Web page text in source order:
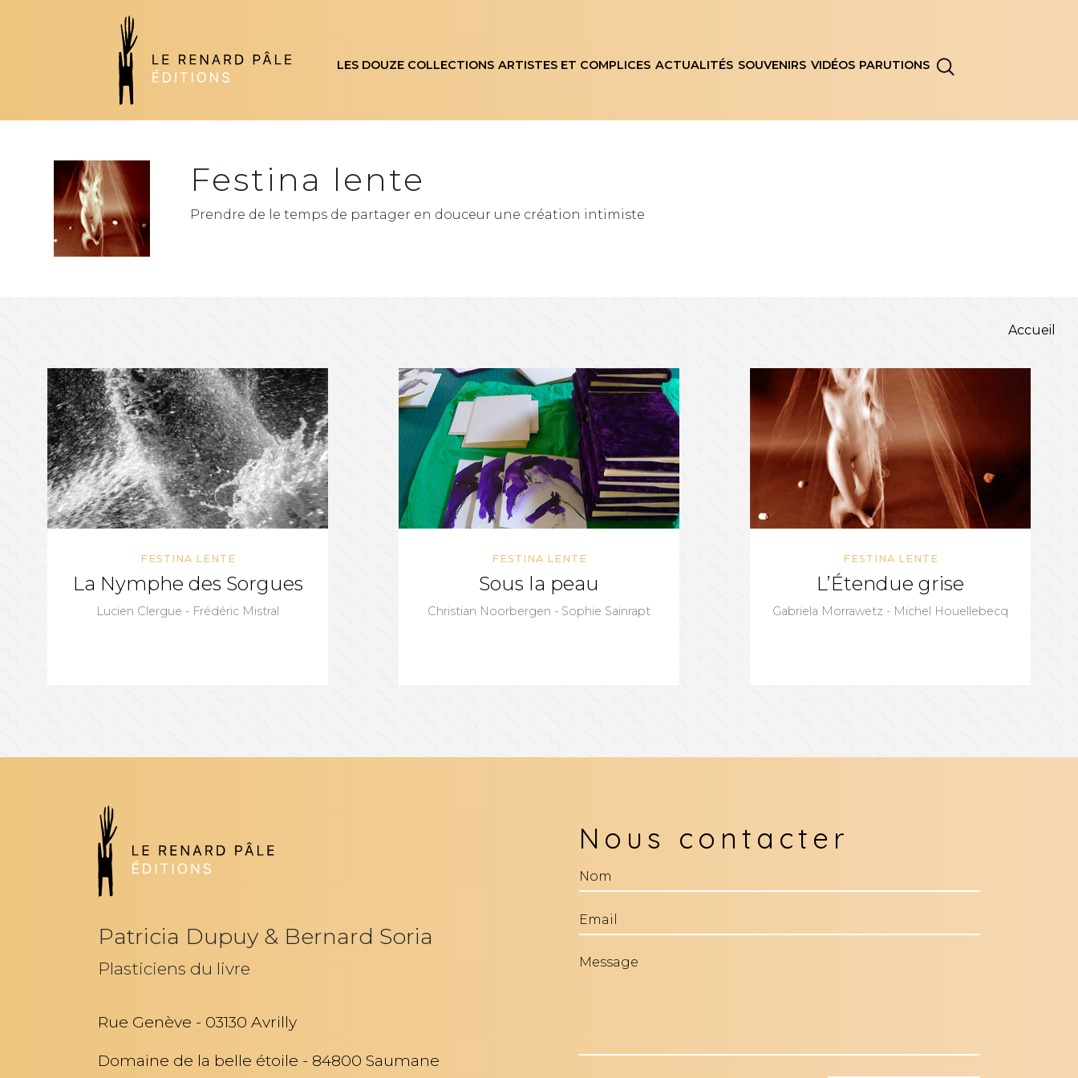
LES DOUZE COLLECTIONS ARTISTES ET COMPLICES ACTUALITÉS SOUVENIRS VIDÉOS PARUTIONS
Festina lente
Prendre de le temps de partager en douceur une création intimiste
Accueil
FESTINA LENTE
La Nymphe des Sorgues
Lucien Clergue - Frédéric Mistral
FESTINA LENTE
Sous la peau
Christian Noorbergen - Sophie Sainrapt
FESTINA LENTE
L’Étendue grise
Gabriela Morrawetz - Michel Houellebecq
Patricia Dupuy & Bernard Soria
Plasticiens du livre
Rue Genève - 03130 Avrilly
Domaine de la belle étoile - 84800 Saumane
Nous contacter